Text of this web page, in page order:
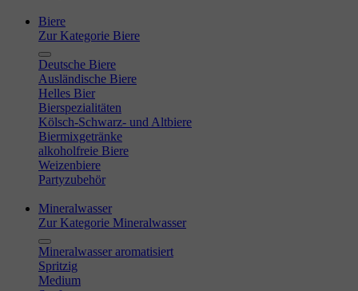
Biere
Zur Kategorie Biere
Deutsche Biere
Ausländische Biere
Helles Bier
Bierspezialitäten
Kölsch-Schwarz- und Altbiere
Biermixgetränke
alkoholfreie Biere
Weizenbiere
Partyzubehör
Mineralwasser
Zur Kategorie Mineralwasser
Mineralwasser aromatisiert
Spritzig
Medium